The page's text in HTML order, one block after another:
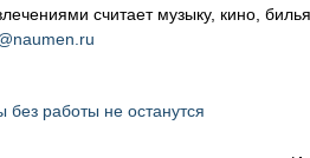
считает музыку, кино,
без работы не останутся